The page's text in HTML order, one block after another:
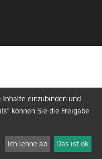
Inhalte einzubinden und
können Sie die Freigabe
Ich lehne ab Das ist ok